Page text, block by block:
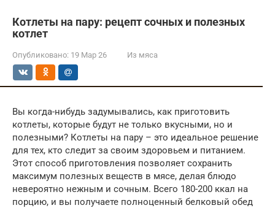
Котлеты на пару: рецепт сочных и полезных
котлет
Опубликовано: 19 Мар 26 Из мяса
Вы когда-нибудь задумывались, как приготовить
котлеты, которые будут не только вкусными, но и
полезными? Котлеты на пару – это идеальное решение
для тех, кто следит за своим здоровьем и питанием.
Этот способ приготовления позволяет сохранить
максимум полезных веществ в мясе, делая блюдо
невероятно нежным и сочным. Всего 180-200 ккал на
порцию, и вы получаете полноценный белковый обед